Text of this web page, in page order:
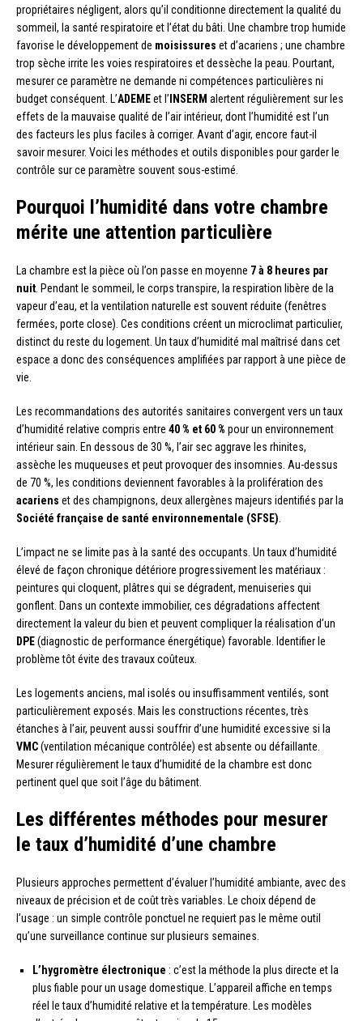
propriétaires négligent, alors qu’il conditionne directement la qualité du
sommeil, la santé respiratoire et l’état du bâti. Une chambre trop humide
favorise le développement de moisissures et d’acariens ; une chambre
trop sèche irrite les voies respiratoires et dessèche la peau. Pourtant,
mesurer ce paramètre ne demande ni compétences particulières ni
budget conséquent. L’ADEMEet l’ INSERM alertent régulièrement sur les
effets de la mauvaise qualité de l’air intérieur, dont l’humidité est l’un
des facteurs les plus faciles à corriger. Avant d’agir, encore faut-il
savoir mesurer. Voici les méthodes et outils disponibles pour garder le
contrôle sur ce paramètre souvent sous-estimé.
Pourquoi l’humidité dans votre chambre
mérite une attention particulière
La chambre est la pièce où l’on passe en moyenne 7 à 8 heures par
nuit. Pendant le sommeil, le corps transpire, la respiration libère de la
vapeur d’eau, et la ventilation naturelle est souvent réduite (fenêtres
fermées, porte close). Ces conditions créent un microclimat particulier,
distinct du reste du logement. Un taux d’humidité mal maîtrisé dans cet
espace a donc des conséquences amplifiées par rapport à une pièce de
vie.
Les recommandations des autorités sanitaires convergent vers un taux
d’humidité relative compris entre 40 % et 60 % pour un environnement
intérieur sain. En dessous de 30 %, l’air sec aggrave les rhinites,
assèche les muqueuses et peut provoquer des insomnies. Au-dessus
de 70 %, les conditions deviennent favorables à la prolifération des
acariens et des champignons, deux allergènes majeurs identifiés par la
Société française de santé environnementale (SFSE).
L’impact ne se limite pas à la santé des occupants. Un taux d’humidité
élevé de façon chronique détériore progressivement les matériaux :
peintures qui cloquent, plâtres qui se dégradent, menuiseries qui
gonflent. Dans un contexte immobilier, ces dégradations affectent
directement la valeur du bien et peuvent compliquer la réalisation d’un
DPE(diagnostic de performance énergétique) favorable. Identifier le
problème tôt évite des travaux coûteux.
Les logements anciens, mal isolés ou insuffisamment ventilés, sont
particulièrement exposés. Mais les constructions récentes, très
étanches à l’air, peuvent aussi souffrir d’une humidité excessive si la
VMC(ventilation mécanique contrôlée) est absente ou défaillante.
Mesurer régulièrement le taux d’humidité de la chambre est donc
pertinent quel que soit l’âge du bâtiment.
Les différentes méthodes pour mesurer
le taux d’humidité d’une chambre
Plusieurs approches permettent d’évaluer l’humidité ambiante, avec des
niveaux de précision et de coût très variables. Le choix dépend de
l’usage : un simple contrôle ponctuel ne requiert pas le même outil
qu’une surveillance continue sur plusieurs semaines.
L’hygromètre électronique : c’est la méthode la plus directe et la
plus fiable pour un usage domestique. L’appareil affiche en temps
réel le taux d’humidité relative et la température. Les modèles